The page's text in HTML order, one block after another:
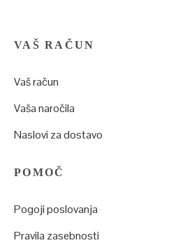
VAŠ RAČUN
Vaš račun
Vaša naročila
Naslovi za dostavo
POMOČ
Pogoji poslovanja
Pravila zasebnosti